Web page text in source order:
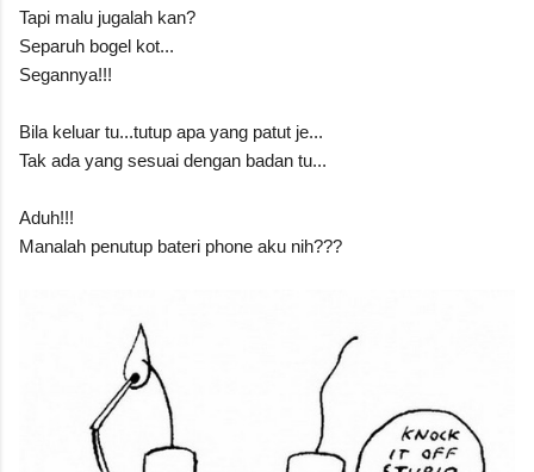
Tapi malu jugalah kan?
Separuh bogel kot...
Segannya!!!
Bila keluar tu...tutup apa yang patut je...
Tak ada yang sesuai dengan badan tu...
Aduh!!!
Manalah penutup bateri phone aku nih???